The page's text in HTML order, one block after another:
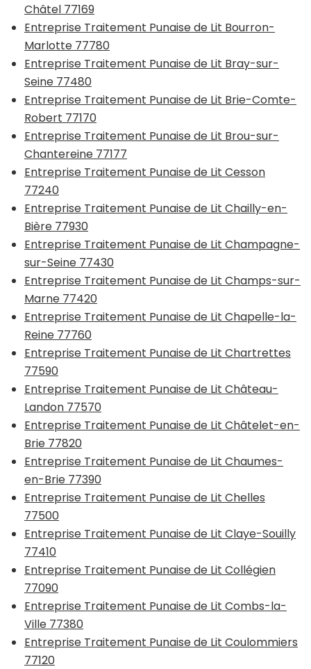
Châtel 77169
Entreprise Traitement Punaise de Lit Bourron-
Marlotte 77780
Entreprise Traitement Punaise de Lit Bray-sur-
Seine 77480
Entreprise Traitement Punaise de Lit Brie-Comte-
Robert 77170
Entreprise Traitement Punaise de Lit Brou-sur-
Chantereine 77177
Entreprise Traitement Punaise de Lit Cesson
77240
Entreprise Traitement Punaise de Lit Chailly-en-
Bière 77930
Entreprise Traitement Punaise de Lit Champagne-
sur-Seine 77430
Entreprise Traitement Punaise de Lit Champs-sur-
Marne 77420
Entreprise Traitement Punaise de Lit Chapelle-la-
Reine 77760
Entreprise Traitement Punaise de Lit Chartrettes
77590
Entreprise Traitement Punaise de Lit Château-
Landon 77570
Entreprise Traitement Punaise de Lit Châtelet-en-
Brie 77820
Entreprise Traitement Punaise de Lit Chaumes-
en-Brie 77390
Entreprise Traitement Punaise de Lit Chelles
77500
Entreprise Traitement Punaise de Lit Claye-Souilly
77410
Entreprise Traitement Punaise de Lit Collégien
77090
Entreprise Traitement Punaise de Lit Combs-la-
Ville 77380
Entreprise Traitement Punaise de Lit Coulommiers
77120